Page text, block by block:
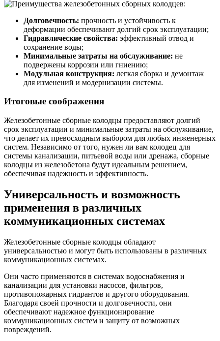
Долговечность: прочность и устойчивость к
деформации обеспечивают долгий срок эксплуатации;
Гидравлические свойства: эффективный отвод и
сохранение воды;
Минимальные затраты на обслуживание: не
подвержены коррозии или гниению;
Модульная конструкция: легкая сборка и демонтаж
для изменений и модернизации системы.
Итоговые соображения
Железобетонные сборные колодцы предоставляют долгий
срок эксплуатации и минимальные затраты на обслуживание,
что делает их превосходным выбором для любых инженерных
систем. Независимо от того, нужен ли вам колодец для
системы канализации, питьевой воды или дренажа, сборные
колодцы из железобетона будут идеальным решением,
обеспечивая надежность и эффективность.
Универсальность и возможность
применения в различных
коммуникационных системах
Железобетонные сборные колодцы обладают
универсальностью и могут быть использованы в различных
коммуникационных системах.
Они часто применяются в системах водоснабжения и
канализации для установки насосов, фильтров,
противопожарных гидрантов и другого оборудования.
Благодаря своей прочности и долговечности, они
обеспечивают надежное функционирование
коммуникационных систем и защиту от возможных
повреждений.